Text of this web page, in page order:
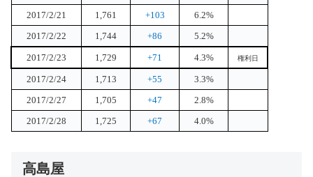
2017/2/21
1,761 +103
6.2%
2017/2/22
1,744 +86 5.2%
2017/2/23 1,729 +71 4.3% 権利日
2017/2/24 1,713 +55
3.3%
2017/2/27
1,705 +47
2.8%
2017/2/28
1,725 +67 4.0%
高島屋